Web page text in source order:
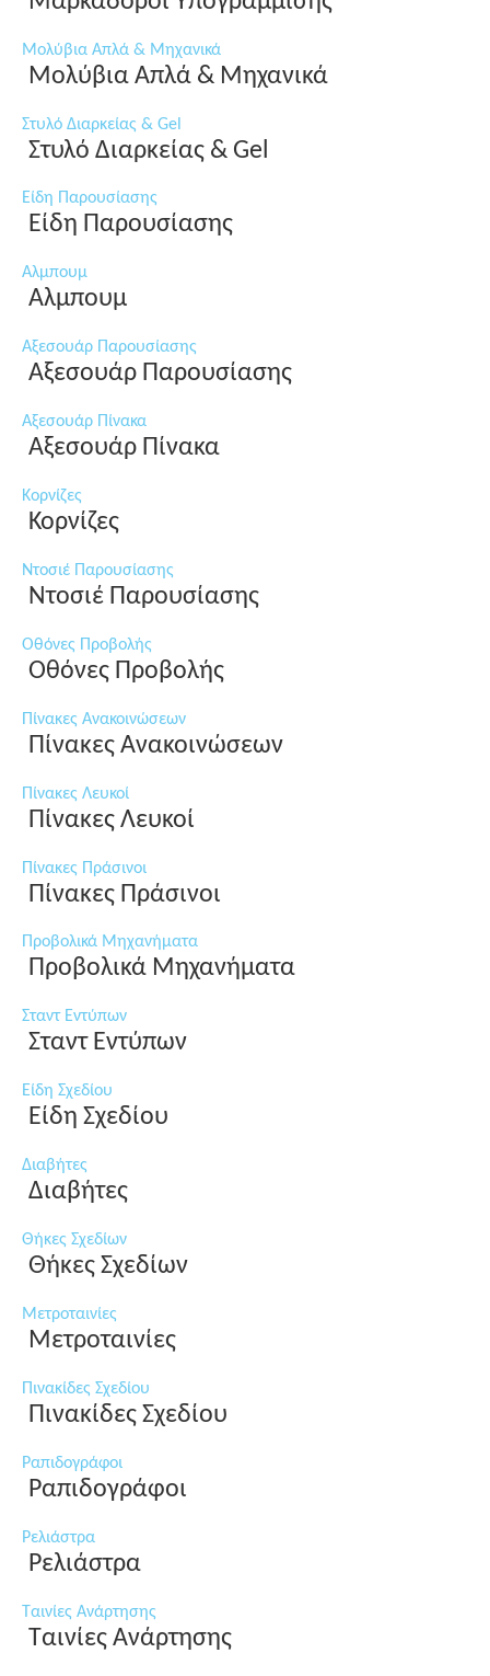
Μολύβια Απλά & Μηχανικά
Μολύβια Απλά & Μηχανικά
Στυλό Διαρκείας & Gel
Στυλό Διαρκείας & Gel
Είδη Παρουσίασης
Είδη Παρουσίασης
Αλμπουμ
Αλμπουμ
Αξεσουάρ Παρουσίασης
Αξεσουάρ Παρουσίασης
Αξεσουάρ Πίνακα
Αξεσουάρ Πίνακα
Κορνίζες
Κορνίζες
Ντοσιέ Παρουσίασης
Ντοσιέ Παρουσίασης
Οθόνες Προβολής
Οθόνες Προβολής
Πίνακες Ανακοινώσεων
Πίνακες Ανακοινώσεων
Πίνακες Λευκοί
Πίνακες Λευκοί
Πίνακες Πράσινοι
Πίνακες Πράσινοι
Προβολικά Μηχανήματα
Προβολικά Μηχανήματα
Σταντ Εντύπων
Σταντ Εντύπων
Είδη Σχεδίου
Είδη Σχεδίου
Διαβήτες
Διαβήτες
Θήκες Σχεδίων
Θήκες Σχεδίων
Μετροταινίες
Μετροταινίες
Πινακίδες Σχεδίου
Πινακίδες Σχεδίου
Ραπιδογράφοι
Ραπιδογράφοι
Ρελιάστρα
Ρελιάστρα
Ταινίες Ανάρτησης
Ταινίες Ανάρτησης